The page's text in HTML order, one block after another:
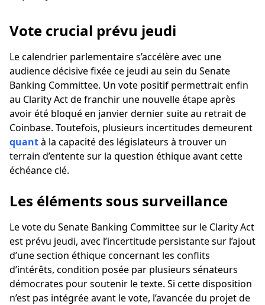
Vote crucial prévu jeudi
Le calendrier parlementaire s’accélère avec une
audience décisive fixée ce jeudi au sein du Senate
Banking Committee. Un vote positif permettrait enfin
au Clarity Act de franchir une nouvelle étape après
avoir été bloqué en janvier dernier suite au retrait de
Coinbase. Toutefois, plusieurs incertitudes demeurent
quantà la capacité des législateurs à trouver un
terrain d’entente sur la question éthique avant cette
échéance clé.
Les éléments sous surveillance
Le vote du Senate Banking Committee sur le Clarity Act
est prévu jeudi, avec l’incertitude persistante sur l’ajout
d’une section éthique concernant les conflits
d’intérêts, condition posée par plusieurs sénateurs
démocrates pour soutenir le texte. Si cette disposition
n’est pas intégrée avant le vote, l’avancée du projet de